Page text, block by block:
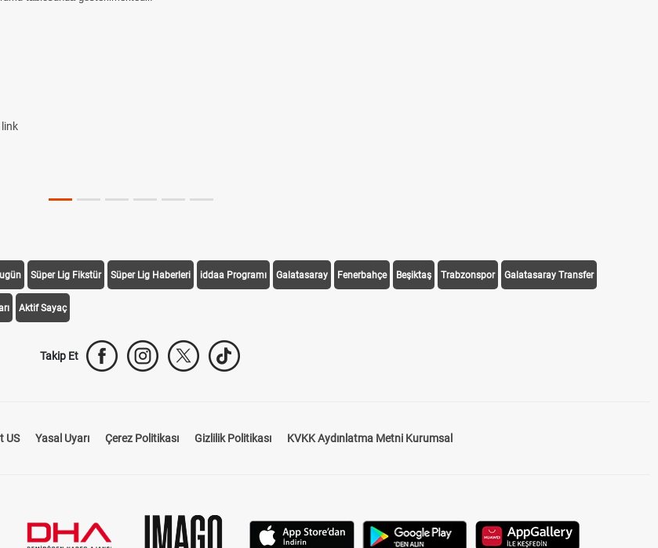
link
Süper Lig Fikstür Süper Lig Haberleri iddaa Programı Galatasaray Fenerbahçe Beşiktaş Trabzonspor Galatasaray Transfer
Aktif Sayaç
Takip Et
US Yasal Uyarı Çerez Politikası Gizlilik Politikası KVKK Aydınlatma Metni Kurumsal